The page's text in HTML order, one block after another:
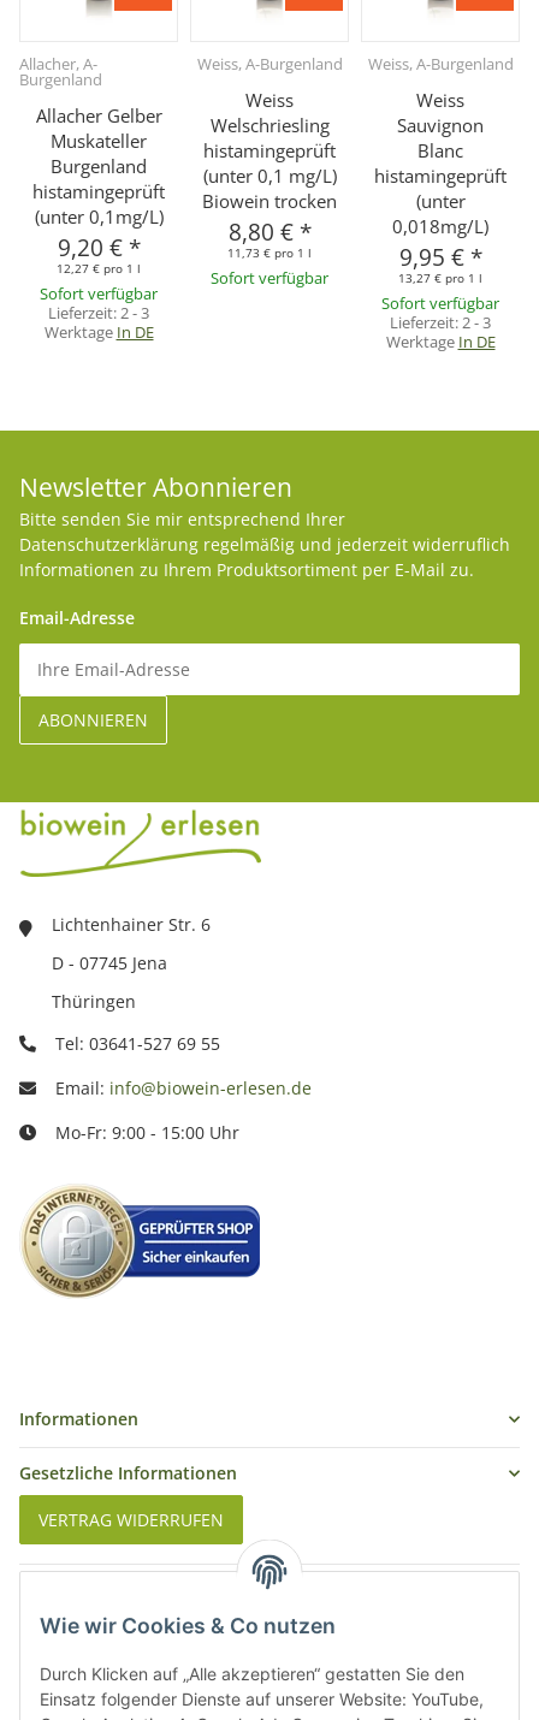
Wie wir Cookies & Co nutzen
Durch Klicken auf „Alle akzeptieren“ gestatten Sie den
Einsatz folgender Dienste auf unserer Website: YouTube,
Allacher, A-
Burgenland
Allacher Gelber
Muskateller
Burgenland
histamingeprüft
(unter 0,1mg/L)
9,20 € *
12,27 € pro 1 l
Sofort verfügbar
Lieferzeit:2 - 3
Werktage In DE
Weiss, A-Burgenland
Weiss
Welschriesling
histamingeprüft
(unter 0,1 mg/L)
Biowein trocken
8,80 € *
11,73 € pro 1 l
Sofort verfügbar
Weiss, A-Burgenland
Weiss
Sauvignon
Blanc
histamingeprüft
(unter
0,018mg/L)
9,95 € *
13,27 € pro 1 l
Sofort verfügbar
Lieferzeit:2 - 3
Werktage In DE
Newsletter Abonnieren
Bitte senden Sie mir entsprechend Ihrer
Datenschutzerklärung regelmäßig und jederzeit widerruflich
Informationen zu Ihrem Produktsortiment per E-Mail zu.
Email-Adresse
Lichtenhainer Str. 6
D - 07745 Jena
Thüringen
Tel: 03641-527 69 55
Email: info@biowein-erlesen.de
Mo-Fr: 9:00 - 15:00 Uhr
Informationen
Gesetzliche Informationen
VERTRAG WIDERRUFEN
Weinbauregionen und Weinbaugebiete in Österreich